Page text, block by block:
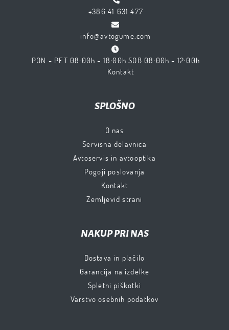
+386 41 631 477
info@avtogume.com
PON - PET 08:00h - 18:00h SOB 08:00h - 12:00h
Kontakt
SPLOŠNO
O nas
Servisna delavnica
Avtoservis in avtooptika
Pogoji poslovanja
Kontakt
Zemljevid strani
NAKUP PRI NAS
Dostava in plačilo
Garancija na izdelke
Spletni piškotki
Varstvo osebnih podatkov